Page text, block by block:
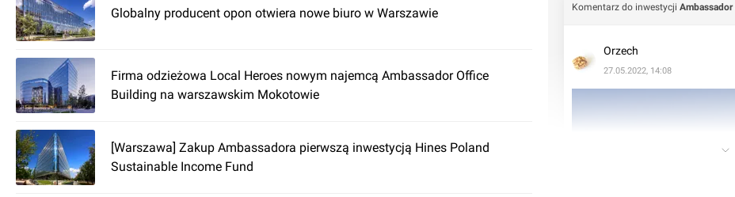
Globalny producent opon otwiera nowe biuro w Warszawie
Firma odzieżowa Local Heroes nowym najemcą Ambassador Office
Building na warszawskim Mokotowie
[Warszawa] Zakup Ambassadora pierwszą inwestycją Hines Poland
Sustainable Income Fund
Komentarz do inwestycji
Orzech
27.05.2022, 14:08